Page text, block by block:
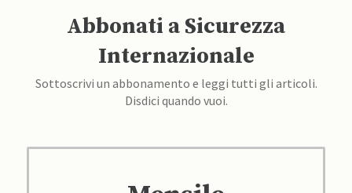
Abbonati a Sicurezza
Internazionale
Sottoscrivi un abbonamento e leggi tutti gli articoli.
Disdici quando vuoi.